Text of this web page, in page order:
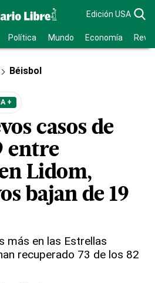
Edición USA
Política Mundo Economía
Béisbol
+
casos de
entre
Lidom,
bajan de 19
más en las Estrellas
recuperado 73 de los 82